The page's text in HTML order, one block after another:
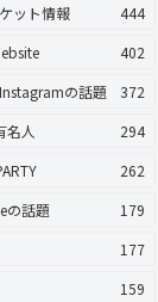
ット情報
444
402
Instagramの話題
372
名人
294
262
の話題
179
177
159